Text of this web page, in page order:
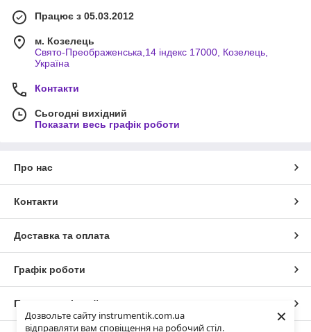
Дозвольте сайту instrumentik.com.ua
відправляти вам сповіщення на робочий стіл.
×
Працює з 05.03.2012
м. Козелець
Свято-Преображенська,14 індекс 17000, Козелець,
Україна
Контакти
Сьогодні вихідний
Показати весь графік роботи
Про нас
Контакти
Доставка та оплата
Графік роботи
Повна версія сайту